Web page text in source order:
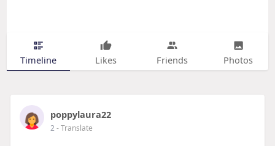
Timeline Likes Friends Photos
poppylaura22
2- Translate